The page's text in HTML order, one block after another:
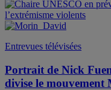
Entrevues télévisées
Portrait de Nick
divise le mouvement